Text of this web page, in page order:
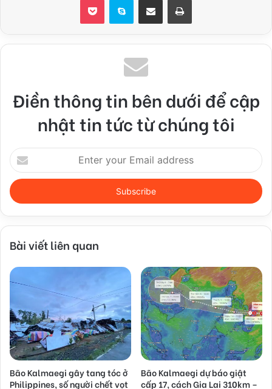
Điền thông tin bên dưới để cập
nhật tin tức từ chúng tôi
Enter
your
Email
address
Bài viết liên quan
Bão Kalmaegi gây tang tóc ở
Philippines, số người chết vọt
Bão Kalmaegi dự báo giật
cấp 17, cách Gia Lai 310km –